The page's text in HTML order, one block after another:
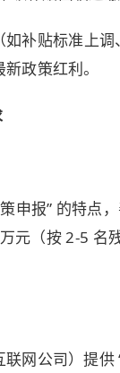
补贴标准上调
政策红利。
申报” 的特点
元（按 2-5 名
网公司）提供